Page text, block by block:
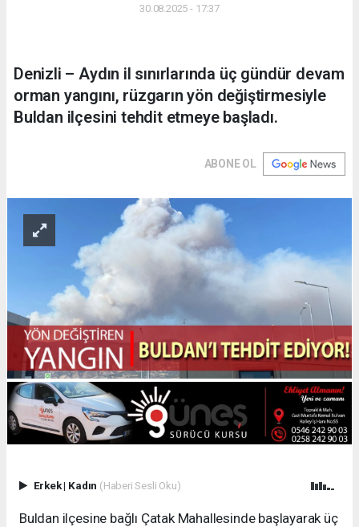
30.08.2025 - 17:37
Denizli – Aydın il sınırlarında üç gündür devam
orman yangını, rüzgarın yön değiştirmesiyle
Buldan ilçesini tehdit etmeye başladı.
ABONE OL
Erkek| Kadın (Haberi Sesli Oku)
Buldan ilçesine bağlı Çatak Mahallesinde başlayarak üç